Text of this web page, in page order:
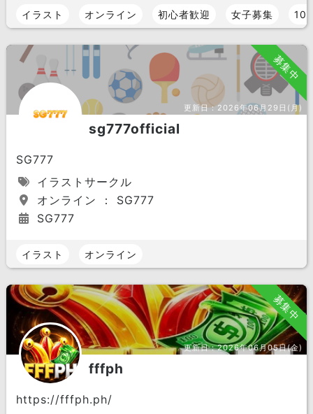
イラスト オンライン 初心者歓迎 女子募集 10
募集中
更新日：2026年06月29日(月)
sg777official
SG777
イラストサークル
オンライン ： SG777
SG777
イラスト オンライン
募集中
更新日：2026年06月05日(金)
fffph
https://fffph.ph/